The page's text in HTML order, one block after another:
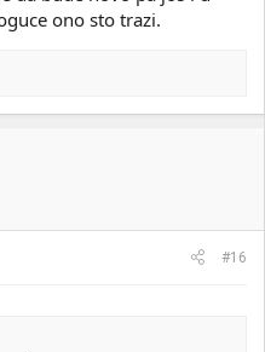
ono sto trazi.
#16